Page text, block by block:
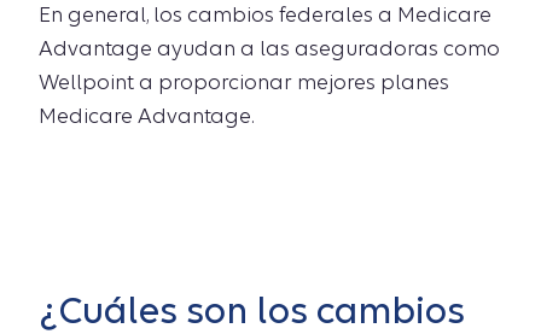
En general, los cambios federales a Medicare
Advantage ayudan a las aseguradoras como
Wellpoint a proporcionar mejores planes
Medicare Advantage.
¿Cuáles son los cambios